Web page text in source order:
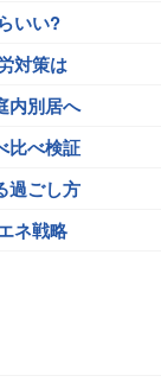
いい?
対策は
内別居へ
比べ検証
過ごし方
ネ戦略